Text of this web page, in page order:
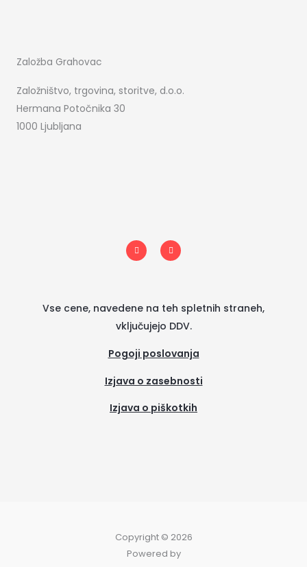
Založba Grahovac
Založništvo, trgovina, storitve, d.o.o.
Hermana Potočnika 30
1000 Ljubljana
n
s
t
a
c
e
-
f
Vse cene, navedene na teh spletnih straneh,
vključujejo DDV.
Pogoji poslovanja
Izjava o zasebnosti
Izjava o piškotkih
Copyright © 2026
Powered by